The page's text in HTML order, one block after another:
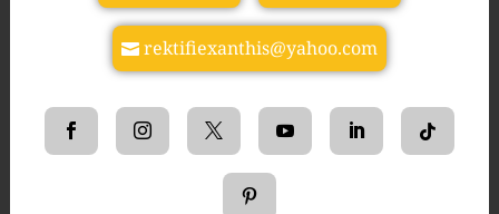
rektifiexanthis@yahoo.com